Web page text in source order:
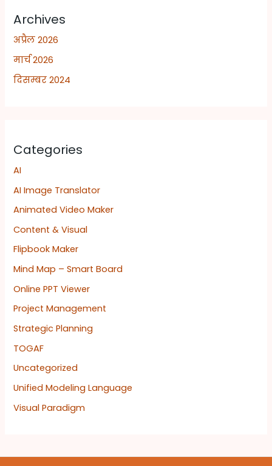
Archives
अप्रैल 2026
मार्च 2026
दिसम्बर 2024
Categories
AI
AI Image Translator
Animated Video Maker
Content & Visual
Flipbook Maker
Mind Map – Smart Board
Online PPT Viewer
Project Management
Strategic Planning
TOGAF
Uncategorized
Unified Modeling Language
Visual Paradigm